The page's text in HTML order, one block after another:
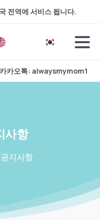
전역에 서비스 됩니다.
카카오톡: alwaysmymom1
사항
지사항